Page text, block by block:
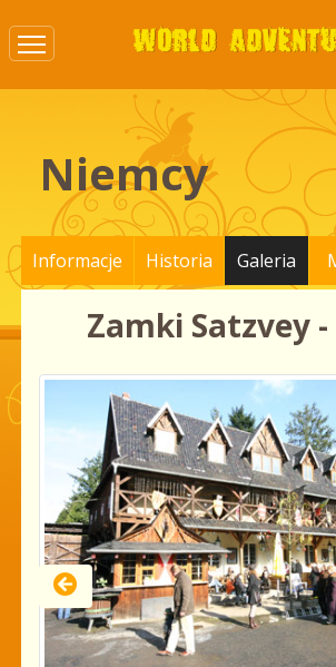
Niemcy
Informacje Historia Galeria
Zamki Satzvey -